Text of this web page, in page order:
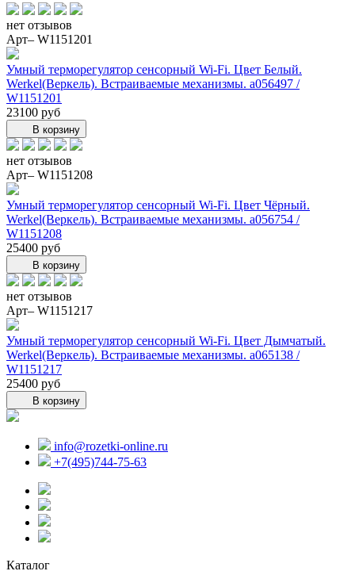
нет отзывов
Арт– W1151201
Умный терморегулятор сенсорный Wi-Fi. Цвет Белый.
Werkel(Веркель). Встраиваемые механизмы. a056497 /
W1151201
23100 руб
В корзину
нет отзывов
Арт– W1151208
Умный терморегулятор сенсорный Wi-Fi. Цвет Чёрный.
Werkel(Веркель). Встраиваемые механизмы. a056754 /
W1151208
25400 руб
В корзину
нет отзывов
Арт– W1151217
Умный терморегулятор сенсорный Wi-Fi. Цвет Дымчатый.
Werkel(Веркель). Встраиваемые механизмы. a065138 /
W1151217
25400 руб
В корзину
info@rozetki-online.ru
+7(495)744-75-63
Каталог